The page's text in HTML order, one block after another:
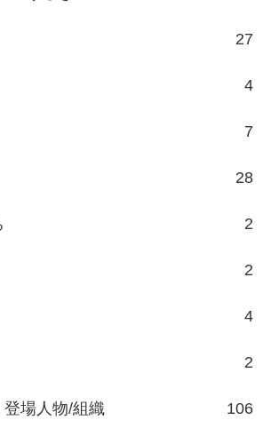
27
4
7
28
2
2
4
2
登場人物/組織 106